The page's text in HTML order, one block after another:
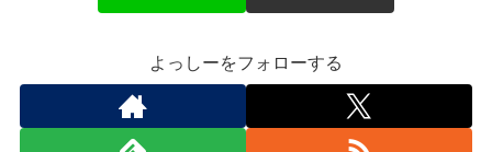
よっしーをフォローする